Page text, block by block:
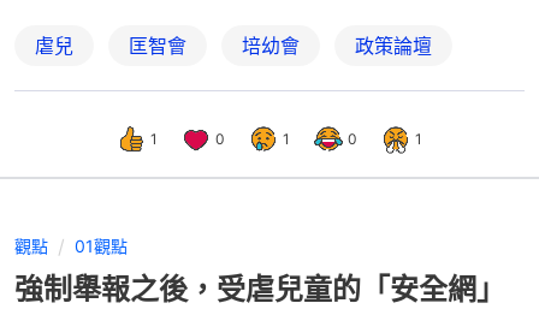
虐兒 匡智會 培幼會 政策論壇
1 0 1 0 1
觀點 01觀點
強制舉報之後，受虐兒童的「安全網」